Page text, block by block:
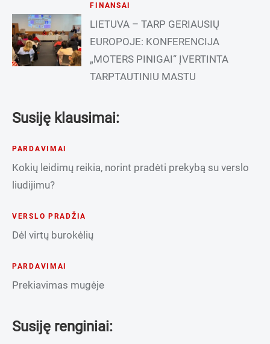
FINANSAI
LIETUVA – TARP GERIAUSIŲ
EUROPOJE: KONFERENCIJA
„MOTERS PINIGAI“ ĮVERTINTA
TARPTAUTINIU MASTU
Susiję klausimai:
PARDAVIMAI
Kokių leidimų reikia, norint pradėti prekybą su verslo
liudijimu?
VERSLO PRADŽIA
Dėl virtų burokėlių
PARDAVIMAI
Prekiavimas mugėje
Susiję renginiai: